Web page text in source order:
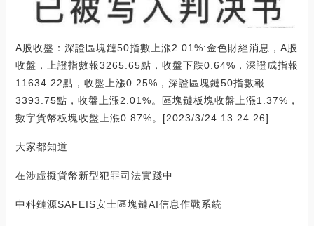
A股收盤：深證區塊鏈50指數上漲2.01%:金色財經消息，A股
收盤，上證指數報3265.65點，收盤下跌0.64%，深證成指報
11634.22點，收盤上漲0.25%，深證區塊鏈50指數報
3393.75點，收盤上漲2.01%。區塊鏈板塊收盤上漲1.37%，
數字貨幣板塊收盤上漲0.87%。[2023/3/24 13:24:26]
大家都知道
在涉虛擬貨幣新型犯罪司法實踐中
中科鏈源SAFEIS安士區塊鏈AI信息作戰系統